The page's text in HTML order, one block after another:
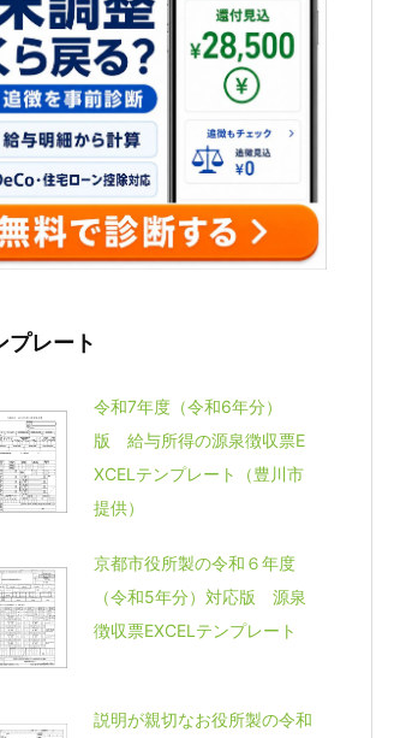
プレート
令和7年度（令和6年分）
版 給与所得の源泉徴収票E
XCELテンプレート（豊川市
提供）
京都市役所製の令和６年度
（令和5年分）対応版 源泉
徴収票EXCELテンプレート
説明が親切なお役所製の令和